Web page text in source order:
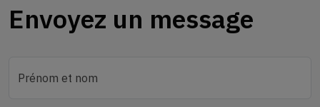
Envoyez un message